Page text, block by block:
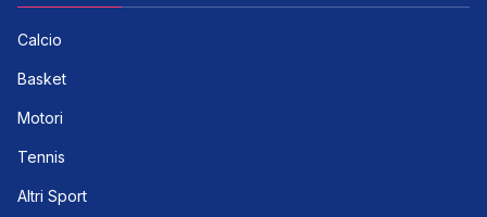
Calcio
Basket
Motori
Tennis
Altri Sport